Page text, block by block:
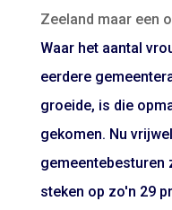
Zeeland maar een
Waar het aantal
eerdere
groeide, is die
gekomen. Nu
gemeentebesturen
steken op zo'n 29